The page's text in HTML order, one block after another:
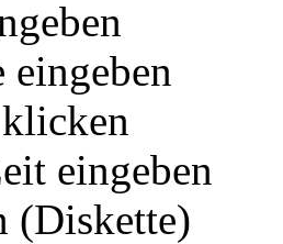
eingeben
(Diskette)